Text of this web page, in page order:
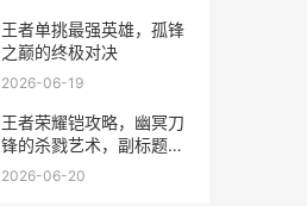
王者单挑最强英雄，孤锋
之巅的终极对决
2026-06-19
王者荣耀铠攻略，幽冥刀
锋的杀戮艺术，副标题，
从入门到精通的全面指南
2026-06-20